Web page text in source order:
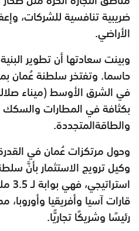
ضريبية تنافسية للشركات،
الأراضي.
وبينت سعادتها أن تطوير
حاسما. وتفتخر سلطنة عُمان
في الشرق الأوسط (ميناء
بكثافة في المطارات والسكك
والطاقةالمتجددة.
وحول مرتكزات عُمان في
وكيل ترويج الاستثمار بأنَّ
قارات آسيا وأفريقيا وأوروبا،
رئيسًا وشريكًا تجاريًّا.